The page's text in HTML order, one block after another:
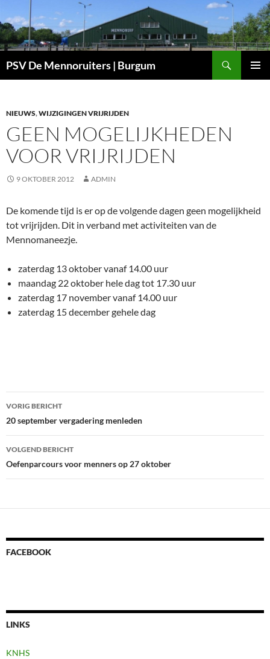
naar
de
inhoud
PSV De Mennoruiters | Burgum
NIEUWS,WIJZIGINGEN VRIJRIJDEN
GEEN MOGELIJKHEDEN
VOOR VRIJRIJDEN
9 OKTOBER 2012 ADMIN
De komende tijd is er op de volgende dagen geen mogelijkheid
tot vrijrijden. Dit in verband met activiteiten van de
Mennomaneezje.
zaterdag 13 oktober vanaf 14.00 uur
maandag 22 oktober hele dag tot 17.30 uur
zaterdag 17 november vanaf 14.00 uur
zaterdag 15 december gehele dag
Bericht
navigatie
VORIG BERICHT
20 september vergadering menleden
VOLGEND BERICHT
Oefenparcours voor menners op 27 oktober
FACEBOOK
LINKS
KNHS